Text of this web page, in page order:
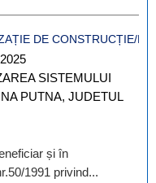
DE CONSTRUCȚIE/
SISTEMULUI
PUTNA, JUDETUL
și în
1991 privind...